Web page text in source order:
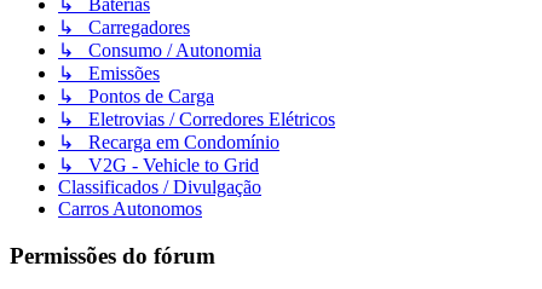
↳ Baterias
↳ Carregadores
↳ Consumo / Autonomia
↳ Emissões
↳ Pontos de Carga
↳ Eletrovias / Corredores Elétricos
↳ Recarga em Condomínio
↳ V2G - Vehicle to Grid
Classificados / Divulgação
Carros Autonomos
Permissões do fórum